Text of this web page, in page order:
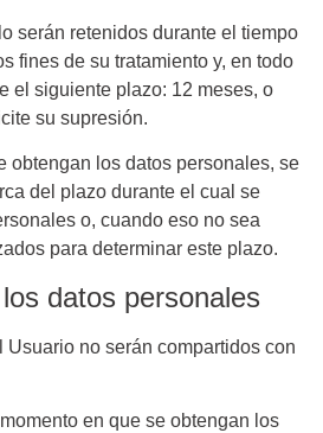
serán retenidos durante el tiempo
fines de su tratamiento y, en todo
el siguiente plazo: 12 meses, o
su supresión.
obtengan los datos personales, se
del plazo durante el cual se
o, cuando eso no sea
para determinar este plazo.
datos personales
Usuario no serán compartidos con
en que se obtengan los